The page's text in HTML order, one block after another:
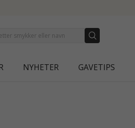
NYHETER GAVETIPS